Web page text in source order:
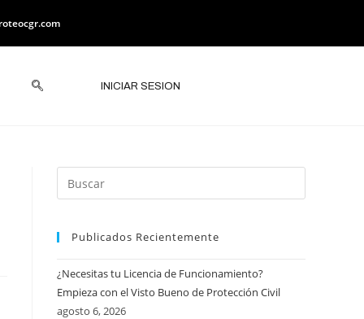
INICIAR SESION
Publicados Recientemente
¿Necesitas tu Licencia de Funcionamiento?
Empieza con el Visto Bueno de Protección Civil
agosto 6, 2026